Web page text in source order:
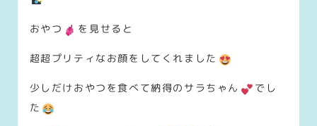
おやつ を見せると
超超プリティなお顔をしてくれました
少しだけおやつを食べて納得のサラちゃん
でし
た